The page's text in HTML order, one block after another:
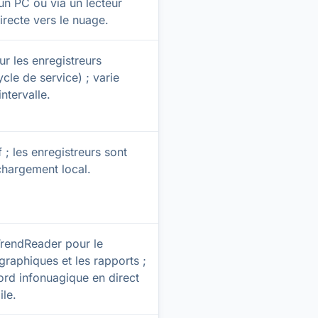
PC ou via un lecteur
vers le nuage.
les enregistreurs
de service) ; varie
; les enregistreurs sont
local.
pour le
et les rapports ;
infonuagique en direct